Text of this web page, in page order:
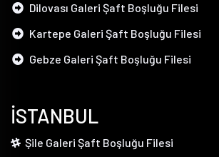
Dilovası Galeri Şaft Boşluğu Filesi
Kartepe Galeri Şaft Boşluğu Filesi
Gebze Galeri Şaft Boşluğu Filesi
İSTANBUL
Şile Galeri Şaft Boşluğu Filesi